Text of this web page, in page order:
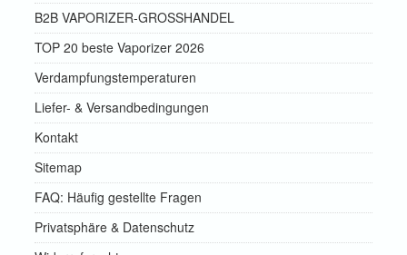
B2B VAPORIZER-GROSSHANDEL
TOP 20 beste Vaporizer 2026
Verdampfungstemperaturen
Liefer- & Versandbedingungen
Kontakt
Sitemap
FAQ: Häufig gestellte Fragen
Privatsphäre & Datenschutz